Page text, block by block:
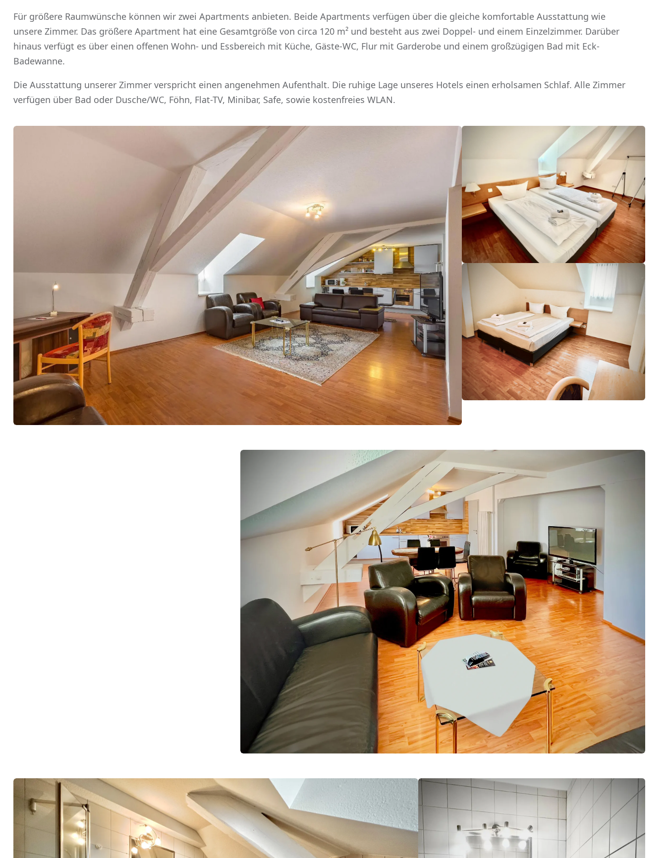
Für größere Raumwünsche können wir zwei Apartments anbieten. Beide Apartments verfügen über die gleiche komfortable Ausstattung wie
unsere Zimmer. Das größere Apartment hat eine Gesamtgröße von circa 120 m² und besteht aus zwei Doppel- und einem Einzelzimmer. Darüber
hinaus verfügt es über einen offenen Wohn- und Essbereich mit Küche, Gäste-WC, Flur mit Garderobe und einem großzügigen Bad mit Eck-
Badewanne.
Die Ausstattung unserer Zimmer verspricht einen angenehmen Aufenthalt. Die ruhige Lage unseres Hotels einen erholsamen Schlaf. Alle Zimmer
verfügen über Bad oder Dusche/WC, Föhn, Flat-TV, Minibar, Safe, sowie kostenfreies WLAN.